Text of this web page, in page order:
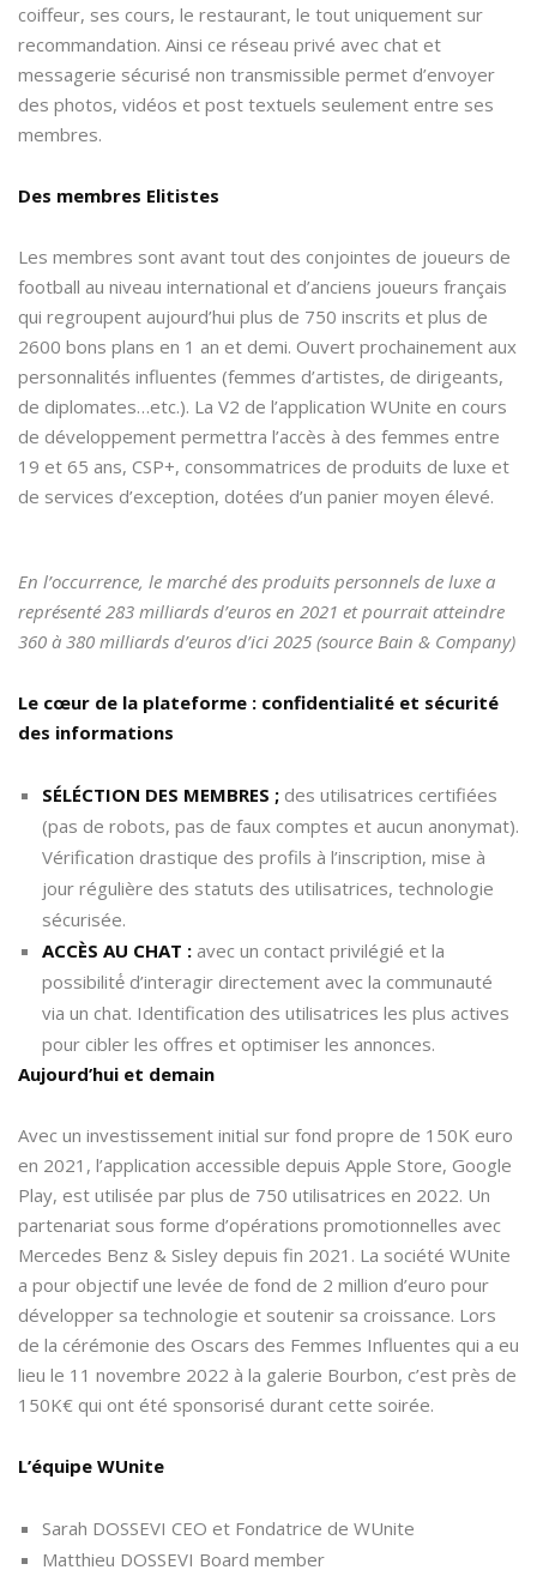
coiffeur, ses cours, le restaurant, le tout uniquement sur
recommandation. Ainsi ce réseau privé avec chat et
messagerie sécurisé non transmissible permet d’envoyer
des photos, vidéos et post textuels seulement entre ses
membres.
Des membres Elitistes
Les membres sont avant tout des conjointes de joueurs de
football au niveau international et d’anciens joueurs français
qui regroupent aujourd’hui plus de 750 inscrits et plus de
2600 bons plans en 1 an et demi. Ouvert prochainement aux
personnalités influentes (femmes d’artistes, de dirigeants,
de diplomates…etc.). La V2 de l’application WUnite en cours
de développement permettra l’accès à des femmes entre
19 et 65 ans, CSP+, consommatrices de produits de luxe et
de services d’exception, dotées d’un panier moyen élevé.
En l’occurrence, le marché des produits personnels de luxe a
représenté 283 milliards d’euros en 2021 et pourrait atteindre
360 à 380 milliards d’euros d’ici 2025 (source Bain & Company)
Le cœur de la plateforme : confidentialité et sécurité
des informations
SÉLÉCTION DES MEMBRES ; des utilisatrices certifiées
(pas de robots, pas de faux comptes et aucun anonymat).
Vérification drastique des profils à l’inscription, mise à
jour régulière des statuts des utilisatrices, technologie
sécurisée.
ACCÈS AU CHAT : avec un contact privilégié et la
possibilité́ d’interagir directement avec la communauté
via un chat. Identification des utilisatrices les plus actives
pour cibler les offres et optimiser les annonces.
Aujourd’hui et demain
Avec un investissement initial sur fond propre de 150K euro
en 2021, l’application accessible depuis Apple Store, Google
Play, est utilisée par plus de 750 utilisatrices en 2022. Un
partenariat sous forme d’opérations promotionnelles avec
Mercedes Benz & Sisley depuis fin 2021. La société WUnite
a pour objectif une levée de fond de 2 million d’euro pour
développer sa technologie et soutenir sa croissance. Lors
de la cérémonie des Oscars des Femmes Influentes qui a eu
lieu le 11 novembre 2022 à la galerie Bourbon, c’est près de
150K€ qui ont été sponsorisé durant cette soirée.
L’équipe WUnite
Sarah DOSSEVI CEO et Fondatrice de WUnite
Matthieu DOSSEVI Board member